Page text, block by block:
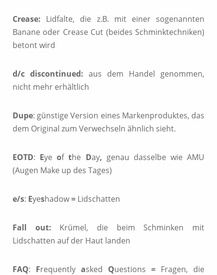
Crease: Lidfalte, die z.B. mit einer sogenannten
Banane oder Crease Cut (beides Schminktechniken)
betont wird
d/c discontinued: aus dem Handel genommen,
nicht mehr erhältlich
Dupe: günstige Version eines Markenproduktes, das
dem Original zum Verwechseln ähnlich sieht.
EOTD: Eyeofthe Day, genau dasselbe wie AMU
(Augen Make up des Tages)
e/s: Eyeshadow= Lidschatten
Fall out: Krümel, die beim Schminken mit
Lidschatten auf der Haut landen
FAQ: Frequently asked Questions = Fragen, die